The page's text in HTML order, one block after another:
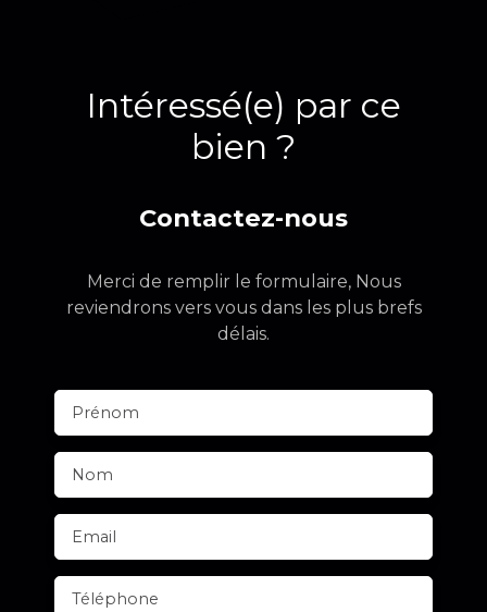
Intéressé(e) par ce
bien ?
Contactez-nous
Merci de remplir le formulaire, Nous
reviendrons vers vous dans les plus brefs
délais.
Prénom
Nom
Email
Téléphone